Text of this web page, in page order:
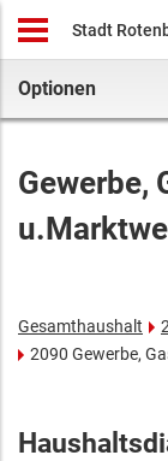
Stadt
Optionen
Gewerbe,
Gesamthaushalt
2090 Gewerbe,